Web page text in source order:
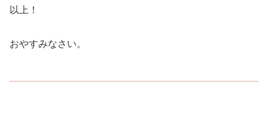
以上！
おやすみなさい。